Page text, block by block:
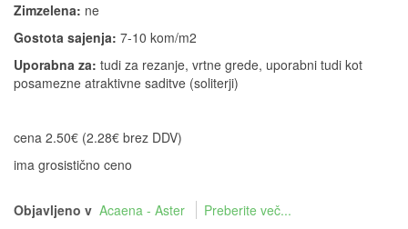
Zimzelena: ne
Gostota sajenja: 7-10 kom/m2
Uporabna za: tudi za rezanje, vrtne grede, uporabni tudi kot
posamezne atraktivne saditve (soliterji)
cena 2.50€ (2.28€ brez DDV)
ima grosistično ceno
Objavljeno v Acaena - Aster Preberite več...